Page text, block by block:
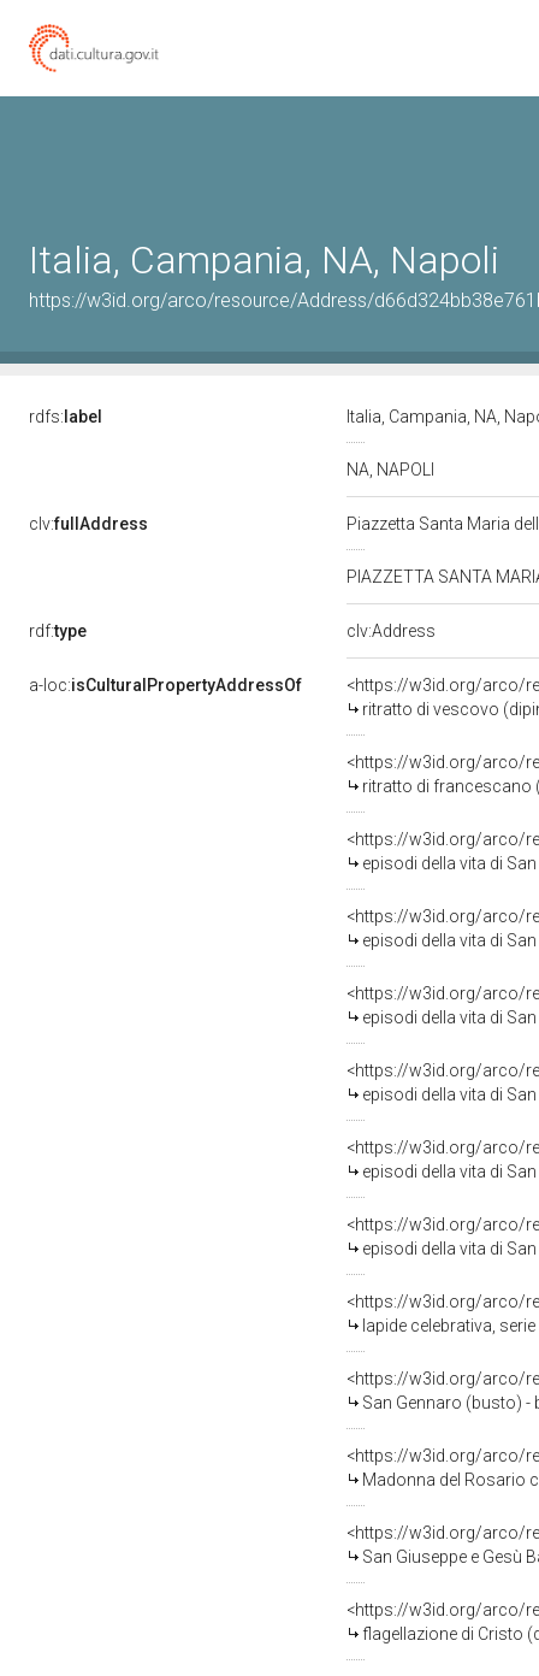
Italia, Campania, NA, Napoli
https://w3id.org/arco/resource/Address/
rdfs: label Italia, Campania, NA,
NA, NAPOLI
clv:fullAddress Piazzetta Santa Maria
PIAZZETTA SANTA
rdf:type clv:Address
a-loc:isCulturalPropertyAddressOf
<https://w3id.org/arco/
ritratto di vescovo
<https://w3id.org/arco/
ritratto di francescano
<https://w3id.org/arco/
episodi della vita di
<https://w3id.org/arco/
episodi della vita di
<https://w3id.org/arco/
episodi della vita di
<https://w3id.org/arco/
episodi della vita di
<https://w3id.org/arco/
episodi della vita di
<https://w3id.org/arco/
episodi della vita di
<https://w3id.org/arco/
lapide celebrativa,
<https://w3id.org/arco/
San Gennaro (busto) -
<https://w3id.org/arco/
Madonna del Rosario con
<https://w3id.org/arco/
San Giuseppe e Gesù
<https://w3id.org/arco/
flagellazione di Cristo